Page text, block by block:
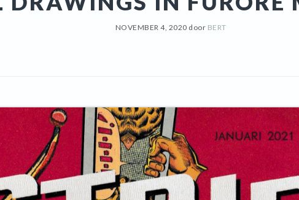
NOVEMBER 4, 2020 door BERT